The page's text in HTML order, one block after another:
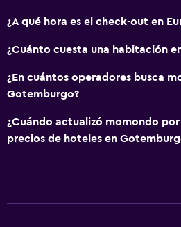
¿A qué hora es el check-out en
¿Cuánto cuesta una habitación
¿En cuántos operadores busca
Gotemburgo?
¿Cuándo actualizó momondo
precios de hoteles en